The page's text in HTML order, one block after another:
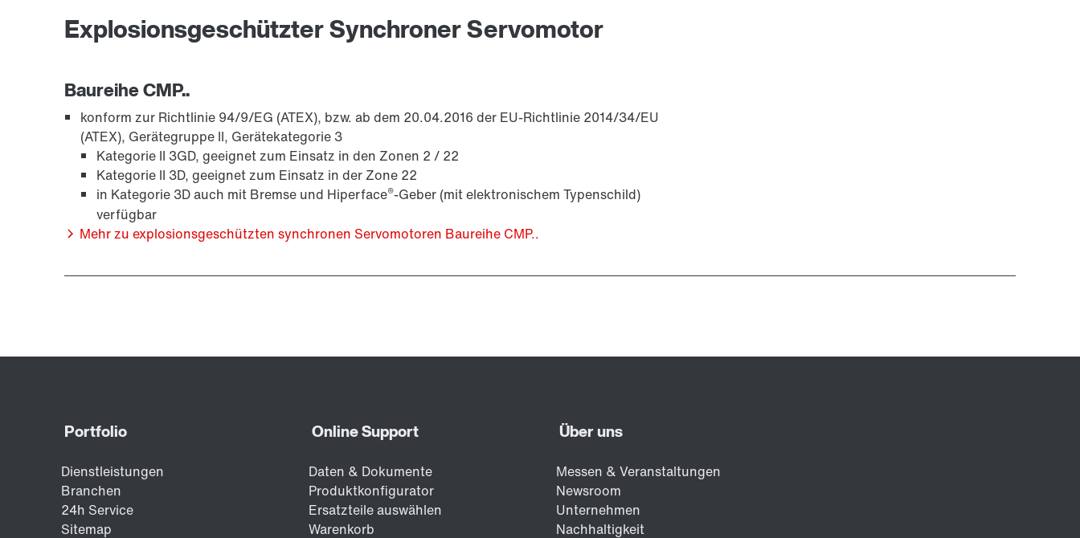
Explosionsgeschützter Synchroner Servomotor
Baureihe CMP..
konform zur Richtlinie 94/9/EG (ATEX), bzw. ab dem 20.04.2016 der EU-Richtlinie 2014/34/EU
(ATEX), Gerätegruppe II, Gerätekategorie 3
Kategorie II 3GD, geeignet zum Einsatz in den Zonen 2 / 22
Kategorie II 3D, geeignet zum Einsatz in der Zone 22
in Kategorie 3D auch mit Bremse und Hiperface®-Geber (mit elektronischem Typenschild)
verfügbar
Mehr zu explosionsgeschützten synchronen Servomotoren Baureihe CMP..